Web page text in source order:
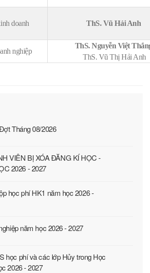
doanh ThS. Vũ Hải Anh
nghiệp
ThS. Nguyễn Việt
ThS. Vũ Thị Hải Anh
Tháng 08/2026
VIÊN BỊ XÓA ĐĂNG KÍ HỌC -
2026 - 2027
học phí HK1 năm học 2026 -
năm học 2026 - 2027
học phí và các lớp Hủy trong Học
2026 - 2027